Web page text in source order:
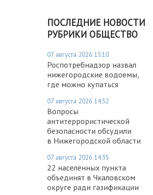
ПОСЛЕДНИЕ НОВОСТИ
РУБРИКИ ОБЩЕСТВО
07 августа 2026 15:10
Роспотребнадзор назвал
нижегородские водоемы,
где можно купаться
07 августа 2026 14:52
Вопросы
антитеррористической
безопасности обсудили
в Нижегородской области
07 августа 2026 14:35
22 населённых пункта
объединят в Чкаловском
округе ради газификации